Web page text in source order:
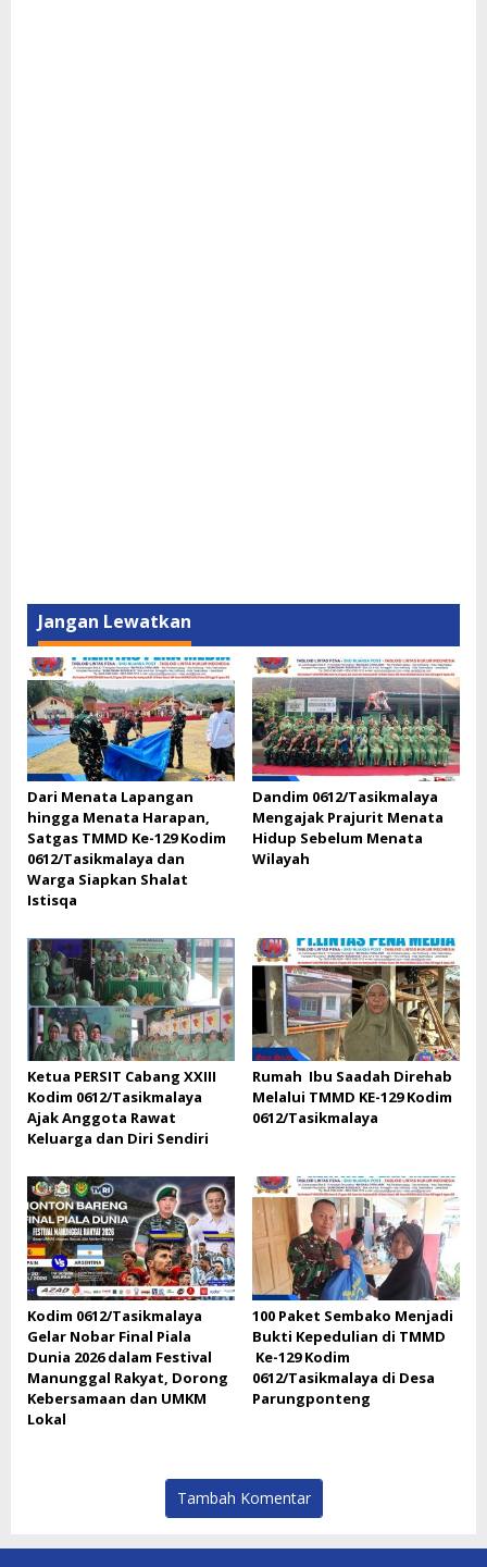
Jangan Lewatkan
Dari Menata Lapangan
hingga Menata Harapan,
Satgas TMMD Ke-129 Kodim
0612/Tasikmalaya dan
Warga Siapkan Shalat
Istisqa
Dandim 0612/Tasikmalaya
Mengajak Prajurit Menata
Hidup Sebelum Menata
Wilayah
Ketua PERSIT Cabang XXIII
Kodim 0612/Tasikmalaya
Ajak Anggota Rawat
Keluarga dan Diri Sendiri
Rumah Ibu Saadah Direhab
Melalui TMMD KE-129 Kodim
0612/Tasikmalaya
Kodim 0612/Tasikmalaya
Gelar Nobar Final Piala
Dunia 2026 dalam Festival
Manunggal Rakyat, Dorong
Kebersamaan dan UMKM
Lokal
100 Paket Sembako Menjadi
Bukti Kepedulian di TMMD
Ke-129 Kodim
0612/Tasikmalaya di Desa
Parungponteng
Tambah Komentar